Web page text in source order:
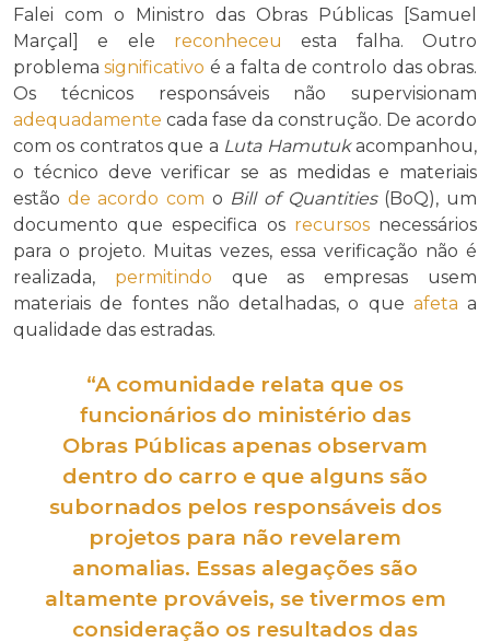
Falei com o Ministro das Obras Públicas [Samuel
Marçal] e ele reconheceu
esta falha. Outro
problemasignificativo é a falta de controlo das obras.
Os técnicos responsáveis não supervisionam
adequadamente cada fase da construção. De acordo
com os contratos que a Luta Hamutukacompanhou,
o técnico deve verificar se as medidas e materiais
estão de acordo com o Bill of Quantities(BoQ), um
documento que especifica os recursosnecessários
para o projeto. Muitas vezes, essa verificação não é
realizada, permitindo que as empresas usem
materiais de fontes não detalhadas, o que afeta a
qualidade das estradas.
“A comunidade relata que os
funcionários do ministério das
Obras Públicas apenas observam
dentro do carro e que alguns são
subornados pelos responsáveis dos
projetos para não revelarem
anomalias. Essas alegações são
altamente prováveis, se tivermos em
consideração os resultados das